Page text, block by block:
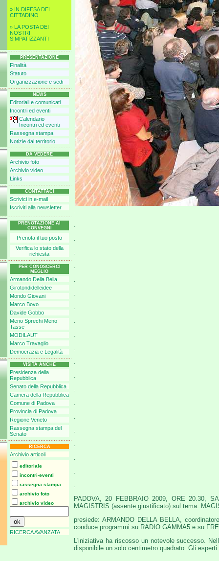
» IN DIFESA DEL
CITTADINO
» LA POSTA DEI
NOSTRI
SIMPATIZZANTI
PRESENTAZIONE
Finalità
Statuto
Organizzazione e sedi
NEWS
Editoriali e comunicati
Incontri ed eventi
Calendario
Incontri ed eventi
Rassegna stampa
Notizie dal territorio
DA VEDERE
Archivio foto
Archivio video
Links
CONTATTACI
Scrivici in e-mail
Iscriviti alla newsletter
PRENOTAZIONE AI
CONVEGNI
Prenota il tuo posto
Verifica lo stato della
richiesta
PER CONOSCERCI
MEGLIO
Armando Della Bella
Girotondidelleidee
Mondo Giovani
Marco Bovo
Davide Gobbo
Meno Sprechi Meno
Tasse
MODILAUT
Marco Travaglio
Democrazia e Legalità
VISITA ANCHE
Presidenza della
Repubblica
Senato della Repubblica
Camera della Repubblica
Comune di Padova
Provincia di Padova
Regione Veneto
Rassegna stampa del
Senato
RICERCA
Archivio articoli
editoriale
incontri-eventi
rassegna stampa
archivio foto
archivio video
RICERCA AVANZATA
.
.
.
.
.
.
.
.
.
.
.
.
.
.
.
.
.
.
.
.
.
PADOVA, 20 FEBBRAIO 2009, ORE 20.30,
MAGISTRIS (assente giustificato) sul tema:
presiede: ARMANDO DELLA BELLA,
conduce programmi su RADIO GAMMA5 e su
L'iniziativa ha riscosso un notevole successo.
disponibile un solo centimetro quadrato. Gli